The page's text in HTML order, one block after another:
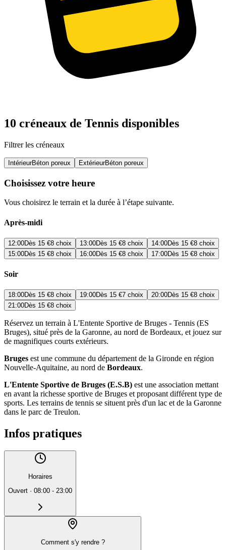
10 créneaux de Tennis disponibles
Filtrer les créneaux
IntérieurBéton poreux ExtérieurBéton poreux
Choisissez votre heure
Vous choisirez le terrain et la durée à l’étape suivante.
Après-midi
12:00Dès 15 €8 choix 13:00Dès 15 €8 choix 14:00Dès 15 €8 choix
15:00Dès 15 €8 choix 16:00Dès 15 €8 choix 17:00Dès 15 €8 choix
Soir
18:00Dès 15 €8 choix 19:00Dès 15 €7 choix 20:00Dès 15 €8 choix
21:00Dès 15 €8 choix
Réservez un terrain à L'Entente Sportive de Bruges - Tennis (ES
Bruges), situé près de la Garonne, au nord de Bordeaux, et jouez sur
de magnifiques courts extérieurs.
Bruges est une commune du département de la Gironde en région
Nouvelle-Aquitaine, au nord de Bordeaux.
L'Entente Sportive de Bruges (E.S.B) est une association mettant
en avant la richesse sportive de Bruges et proposant différent type de
sports. Les terrains de tennis se situent près d'un lac et de la Garonne
dans le parc de Treulon.
Infos pratiques
Horaires
Ouvert · 08:00 - 23:00
Comment s'y rendre ?